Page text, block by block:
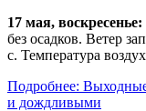
17 мая, воскресенье:
без осадков. Ветер
с. Температура
Подробнее:
и дождливыми